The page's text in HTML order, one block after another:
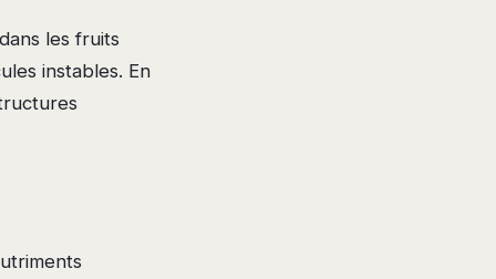
les fruits
instables. En